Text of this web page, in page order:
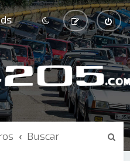
Buscar
B